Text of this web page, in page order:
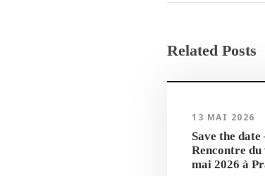
Related Posts
13 MAI 2026
Save the date
Rencontre du
mai 2026 à